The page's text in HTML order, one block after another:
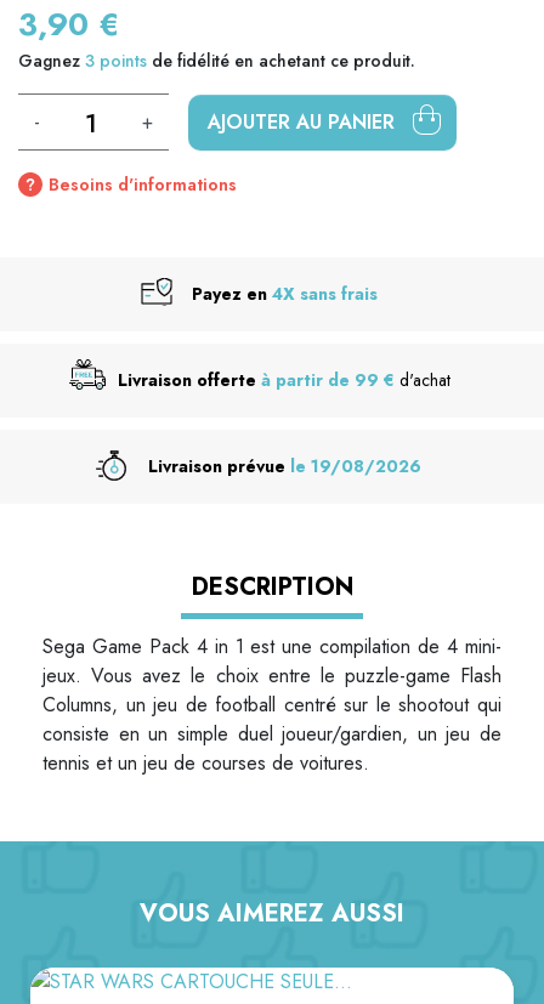
3,90 €
Gagnez 3 points de fidélité en achetant ce produit.
- + AJOUTER AU PANIER
Besoins d'informations
Payez en 4X sans frais
Livraison offerte à partir de 99 € d'achat
Livraison prévue le 19/08/2026
DESCRIPTION
Sega Game Pack 4 in 1 est une compilation de 4 mini-
jeux. Vous avez le choix entre le puzzle-game Flash
Columns, un jeu de football centré sur le shootout qui
consiste en un simple duel joueur/gardien, un jeu de
tennis et un jeu de courses de voitures.
VOUS AIMEREZ AUSSI